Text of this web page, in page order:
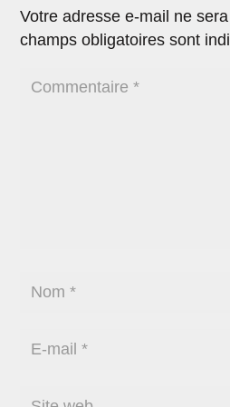
Votre adresse e-mail ne
champs obligatoires sont